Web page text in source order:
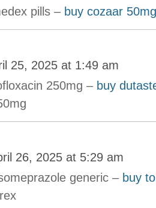
pills – buy cozaar
25, 2025 at 1:49 am
250mg – buy
26, 2025 at 5:29 am
generic – buy